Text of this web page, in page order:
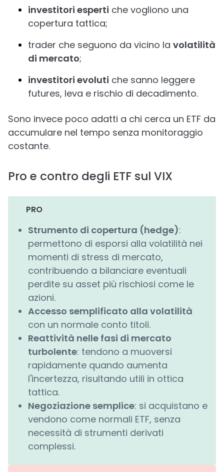
investitori esperti che vogliono una
copertura tattica;
trader che seguono da vicino la volatilità
di mercato;
investitori evoluti che sanno leggere
futures, leva e rischio di decadimento.
Sono invece poco adatti a chi cerca un ETF da
accumulare nel tempo senza monitoraggio
costante.
Pro e contro degli ETF sul VIX
PRO
Strumento di copertura (hedge):
permettono di esporsi alla volatilità nei
momenti di stress di mercato,
contribuendo a bilanciare eventuali
perdite su asset più rischiosi come le
azioni.
Accesso semplificato alla volatilità
con un normale conto titoli.
Reattività nelle fasi di mercato
turbolente: tendono a muoversi
rapidamente quando aumenta
l'incertezza, risultando utili in ottica
tattica.
Negoziazione semplice: si acquistano e
vendono come normali ETF, senza
necessità di strumenti derivati
complessi.